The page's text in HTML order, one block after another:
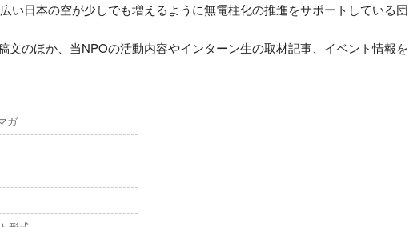
い日本の空が少しでも増えるように無電柱化の推進をサポートしている団
文のほか、当NPOの活動内容やインターン生の取材記事、イベント情報を
ガ